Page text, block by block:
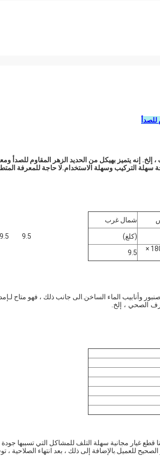
إلخ. إنه يتميز بهيكل من الحديد الزهر المقاوم للصدأ
بطول 35 متر وشفط يصل إلى 9 أمتار ، هذه المضخة سهلة التركيب وسهلة الاستخدام.لا حاجة للمعرفة
شمال غرب
(كلغ)
330 × 180 ×
9.5
9.5
9.5
وأنابيب الماء الساخن.الى جانب ذلك ، فهو متاح لـ
الصحي ، إلخ.
غيار مجانية سهلة التلف للمشاكل التي تسببها جودة
للعميل.بالإضافة إلى ذلك ، بعد انتهاء الصلاحية ،